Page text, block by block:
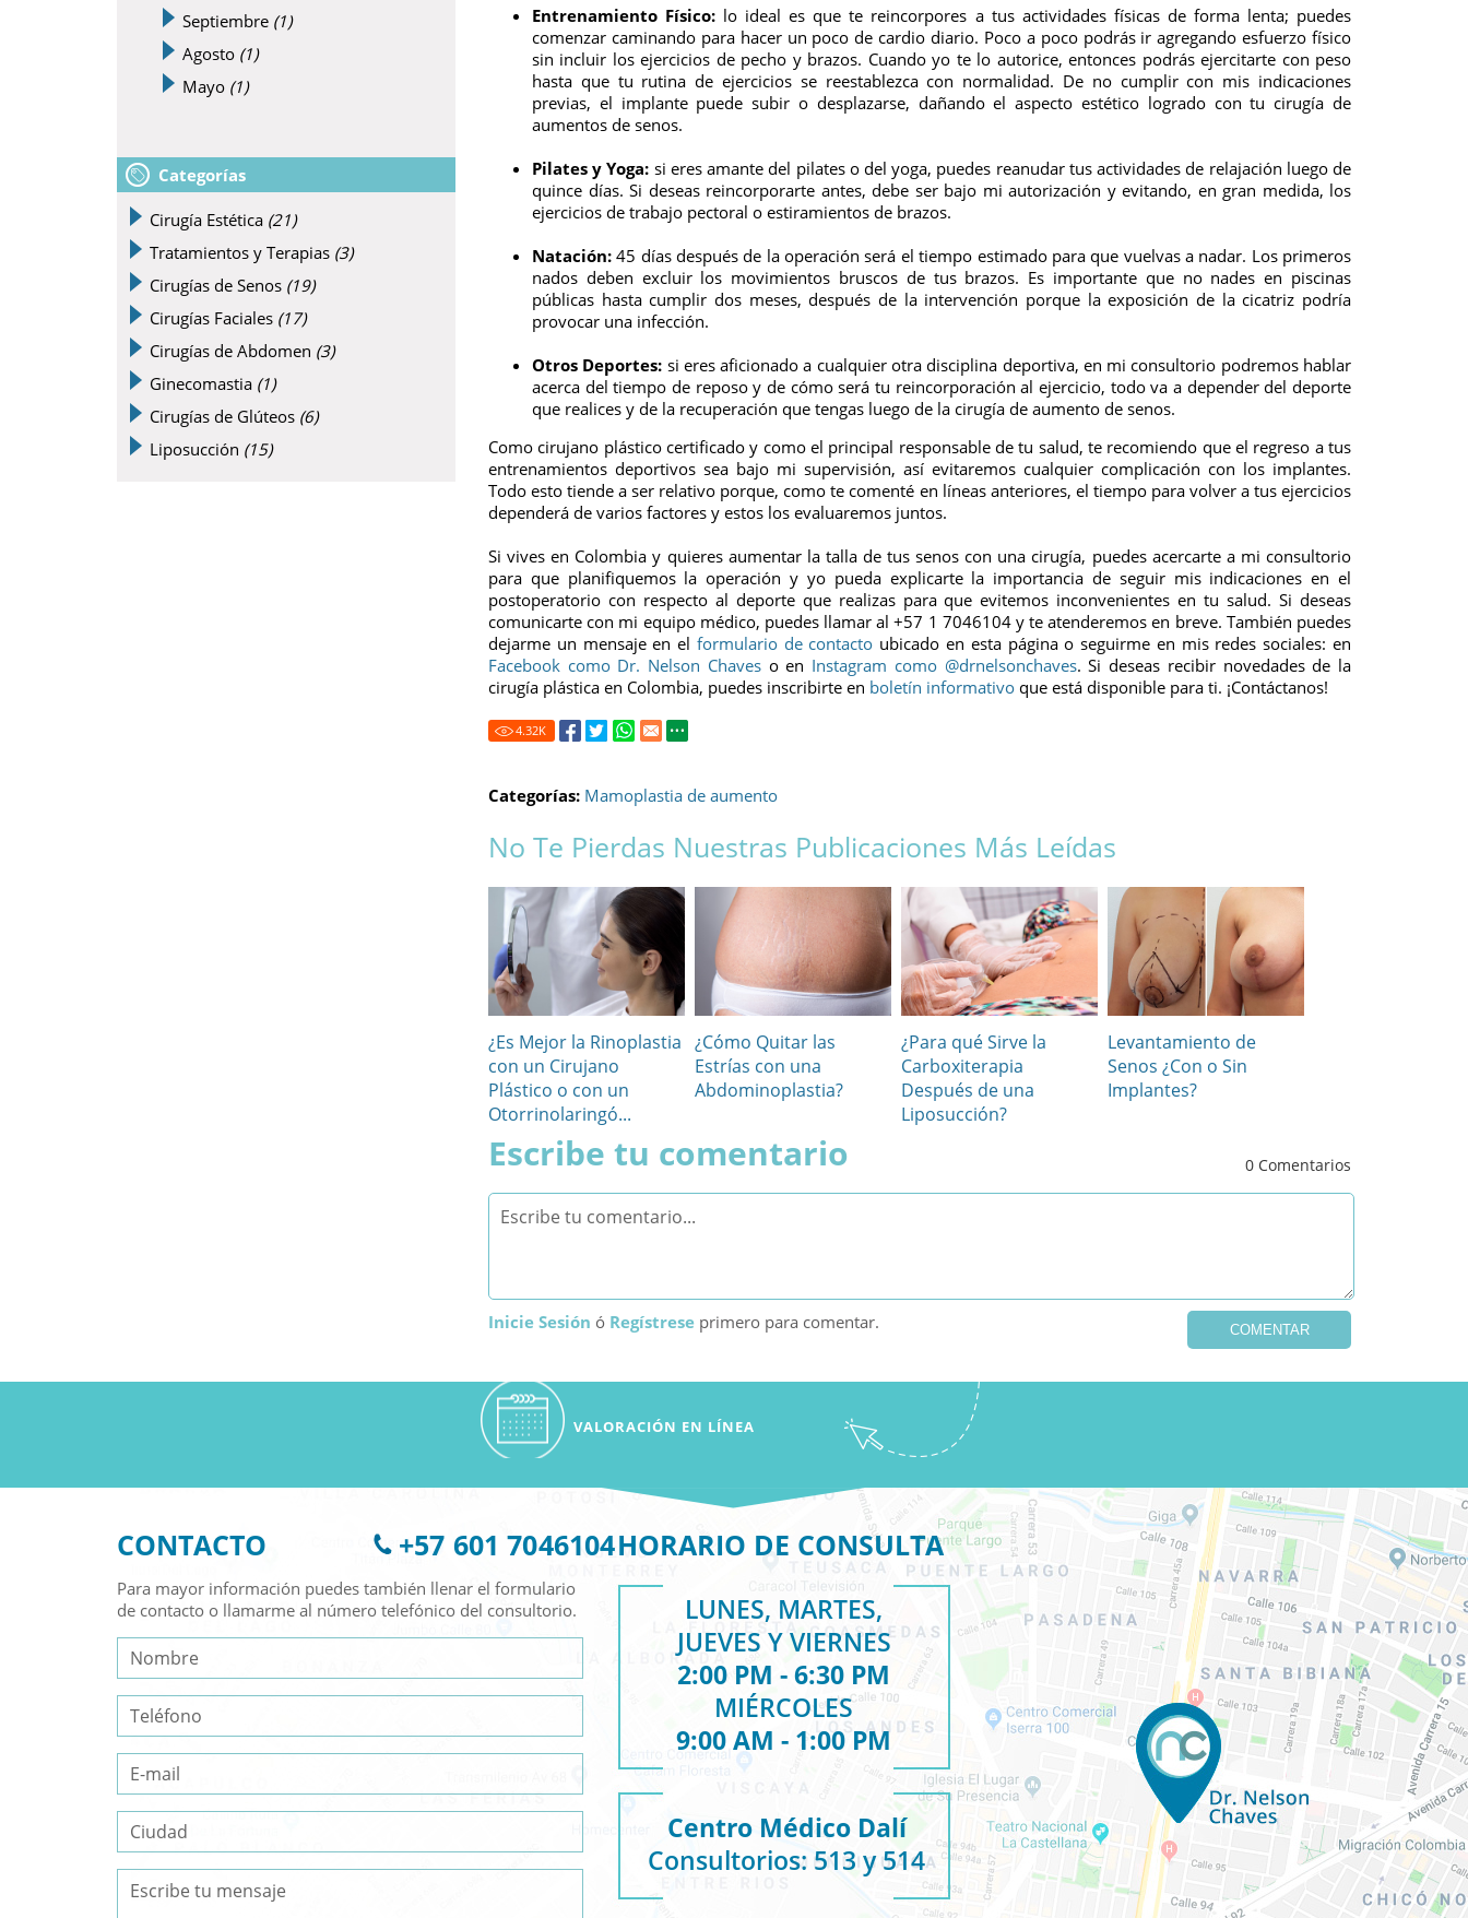
Entrenamiento Físico: lo ideal es que te reincorpores a tus actividades físicas de forma lenta; puedes
comenzar caminando para hacer un poco de cardio diario. Poco a poco podrás ir agregando esfuerzo físico
sin incluir los ejercicios de pecho y brazos. Cuando yo te lo autorice, entonces podrás ejercitarte con peso
hasta que tu rutina de ejercicios se reestablezca con normalidad. De no cumplir con mis indicaciones
previas, el implante puede subir o desplazarse, dañando el aspecto estético logrado con tu cirugía de
aumentos de senos.
Pilates y Yoga: si eres amante del pilates o del yoga, puedes reanudar tus actividades de relajación luego de
quince días. Si deseas reincorporarte antes, debe ser bajo mi autorización y evitando, en gran medida, los
ejercicios de trabajo pectoral o estiramientos de brazos.
Natación: 45 días después de la operación será el tiempo estimado para que vuelvas a nadar. Los primeros
nados deben excluir los movimientos bruscos de tus brazos. Es importante que no nades en piscinas
públicas hasta cumplir dos meses, después de la intervención porque la exposición de la cicatriz podría
provocar una infección.
Otros Deportes: si eres aficionado a cualquier otra disciplina deportiva, en mi consultorio podremos hablar
acerca del tiempo de reposo y de cómo será tu reincorporación al ejercicio, todo va a depender del deporte
que realices y de la recuperación que tengas luego de la cirugía de aumento de senos.
Como cirujano plástico certificado y como el principal responsable de tu salud, te recomiendo que el regreso a tus
entrenamientos deportivos sea bajo mi supervisión, así evitaremos cualquier complicación con los implantes.
Todo esto tiende a ser relativo porque, como te comenté en líneas anteriores, el tiempo para volver a tus ejercicios
dependerá de varios factores y estos los evaluaremos juntos.
Si vives en Colombia y quieres aumentar la talla de tus senos con una cirugía, puedes acercarte a mi consultorio
para que planifiquemos la operación y yo pueda explicarte la importancia de seguir mis indicaciones en el
postoperatorio con respecto al deporte que realizas para que evitemos inconvenientes en tu salud. Si deseas
comunicarte con mi equipo médico, puedes llamar al+57 1 7046104y te atenderemos en breve. También puedes
dejarme un mensaje en el formulario de contacto ubicado en esta página o seguirme en mis redes sociales: en
Facebook como Dr. Nelson Chaveso en Instagram como @drnelsonchaves. Si deseas recibir novedades de la
cirugía plástica en Colombia, puedes inscribirte en boletín informativo que está disponible para ti. ¡Contáctanos!
4.32K
Categorías: Mamoplastia de aumento
No Te Pierdas Nuestras Publicaciones Más Leídas
¿Es Mejor la Rinoplastia
con un Cirujano
Plástico o con un
Otorrinolaringó...
¿Cómo Quitar las
Estrías con una
Abdominoplastia?
¿Para qué Sirve la
Carboxiterapia
Después de una
Liposucción?
Levantamiento de
Senos ¿Con o Sin
Implantes?
Escribe tu comentario 0 Comentarios
COMENTAR
Inicie Sesión ó Regístrese primero para comentar.
Septiembre (1)
Agosto (1)
Mayo (1)
Categorías
Cirugía Estética (21)
Tratamientos y Terapias (3)
Cirugías de Senos (19)
Cirugías Faciales (17)
Cirugías de Abdomen (3)
Ginecomastia (1)
Cirugías de Glúteos (6)
Liposucción (15)
VALORACIÓN EN LÍNEA
CONTACTO HORARIO DE CONSULTA
LUNES, MARTES,
JUEVES Y VIERNES
2:00 PM - 6:30 PM
MIÉRCOLES
9:00 AM - 1:00 PM
Centro Médico Dalí
Consultorios: 513 y 514
+57 601 7046104
Para mayor información puedes también llenar el formulario
de contacto o llamarme al número telefónico del consultorio.